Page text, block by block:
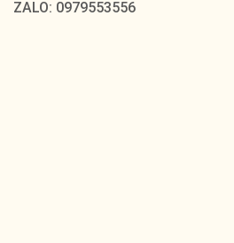
ZALO: 0979553556